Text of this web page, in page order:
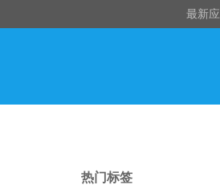
最新
热门标签